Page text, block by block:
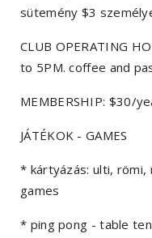
sütemény $3
CLUB OPERATING
to 5PM. coffee and
MEMBERSHIP: $30/
JÁTÉKOK - GAMES
* kártyázás: ulti, römi,
games
* ping pong - table